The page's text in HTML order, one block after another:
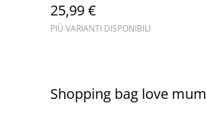
25,99 €
PIÙ VARIANTI DISPONIBILI
Shopping bag love mum